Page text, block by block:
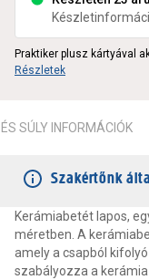
Praktiker plusz kártyával
Részletek
SÚLY INFORMÁCIÓK
Szakértőnk
Kerámiabetét lapos,
méretben. A
amely a csapból
szabályozza a